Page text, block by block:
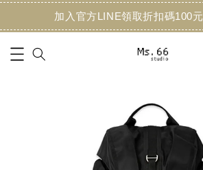
加入官方LINE領取折扣碼100元